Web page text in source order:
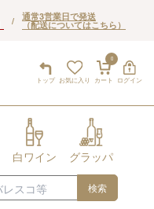
/ 通常3営業日で発送
（配送についてはこちら）
トップ お気に入り
0
カート ログイン
白ワイン グラッパ
検索